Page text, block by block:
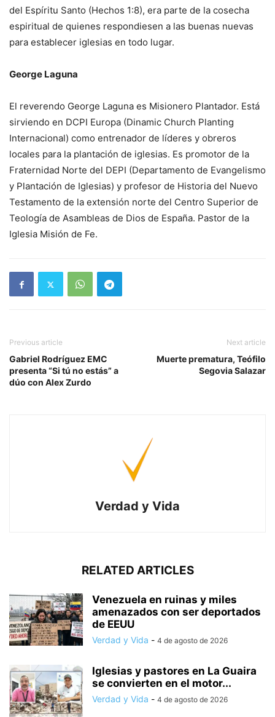
del Espíritu Santo (Hechos 1:8), era parte de la cosecha
espiritual de quienes respondiesen a las buenas nuevas
para establecer iglesias en todo lugar.
George Laguna
El reverendo George Laguna es Misionero Plantador. Está
sirviendo en DCPI Europa (Dinamic Church Planting
Internacional) como entrenador de líderes y obreros
locales para la plantación de iglesias. Es promotor de la
Fraternidad Norte del DEPI (Departamento de Evangelismo
y Plantación de Iglesias) y profesor de Historia del Nuevo
Testamento de la extensión norte del Centro Superior de
Teología de Asambleas de Dios de España. Pastor de la
Iglesia Misión de Fe.
Previous article
Gabriel Rodríguez EMC
presenta “Si tú no estás” a
dúo con Alex Zurdo
Next article
Muerte prematura, Teófilo
Segovia Salazar
Verdad y Vida
RELATED ARTICLES
Venezuela en ruinas y miles
amenazados con ser deportados
de EEUU
Verdad y Vida - 4 de agosto de 2026
Iglesias y pastores en La Guaira
se convierten en el motor...
Verdad y Vida - 4 de agosto de 2026